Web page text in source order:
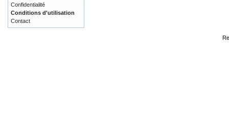
Confidentialité
Conditions d'utilisation
Contact